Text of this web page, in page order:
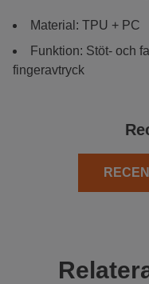
Material: TPU + PC
Funktion: Stöt- och
fingeravtryck